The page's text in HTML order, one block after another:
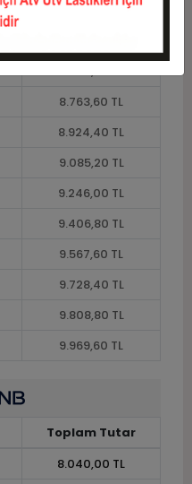
8.040,00 TL
8.763,60 TL
8.924,40 TL
9.085,20 TL
9.246,00 TL
9.406,80 TL
9.567,60 TL
9.728,40 TL
9.808,80 TL
9.969,60 TL
Toplam Tutar
8.040,00 TL